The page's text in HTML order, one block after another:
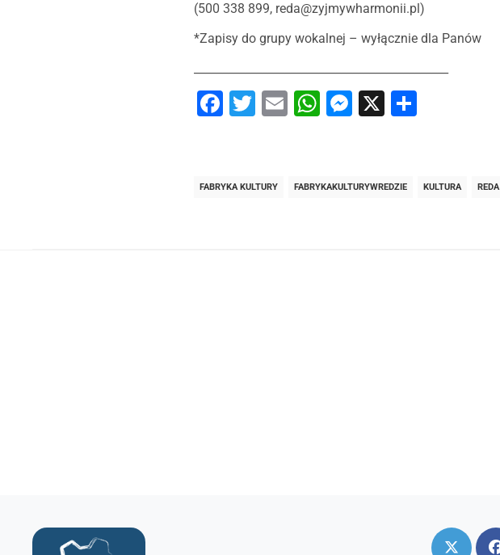
(500 338 899, reda@zyjmywharmonii.pl )
*Zapisy do grupy wokalnej – wyłącznie dla Panów
Facebook
Twitter
EmailWhatsApp
Messenger
X
FABRYKA KULTURY FABRYKAKULTURYWREDZIE KULTURA REDA